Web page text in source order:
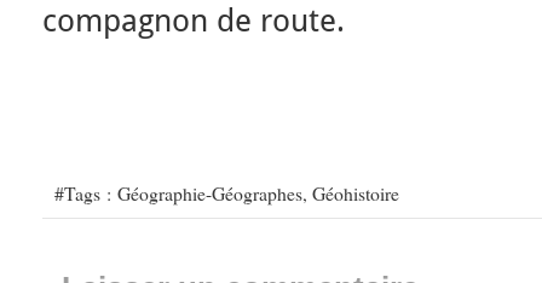
compagnon de route.
#Tags : Géographie-Géographes, Géohistoire